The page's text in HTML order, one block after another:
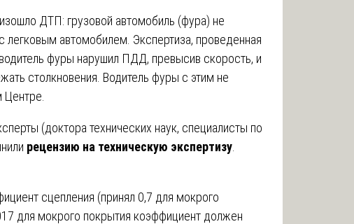
ДТП: грузовой автомобиль (фура) не
легковым автомобилем. Экспертиза, проведенная
фуры нарушил ПДД, превысив скорость, и
столкновения. Водитель фуры с этим не
(доктора технических наук, специалисты по
рецензию на техническую экспертизу
сцепления (принял 0,7 для мокрого
для мокрого покрытия коэффициент должен